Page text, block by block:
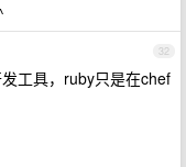
32
工具，ruby只是在chef